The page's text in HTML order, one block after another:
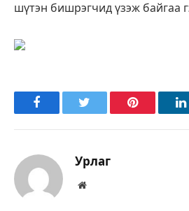
шүтэн бишрэгчид үзэж байгаа
FacebookTwitter Pinterest
Урлаг
Вэбсайт